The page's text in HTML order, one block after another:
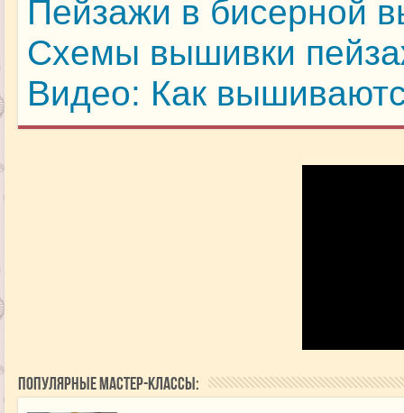
Пейзажи в бисерной
Схемы вышивки
Видео: Как
Популярные мастер-классы: